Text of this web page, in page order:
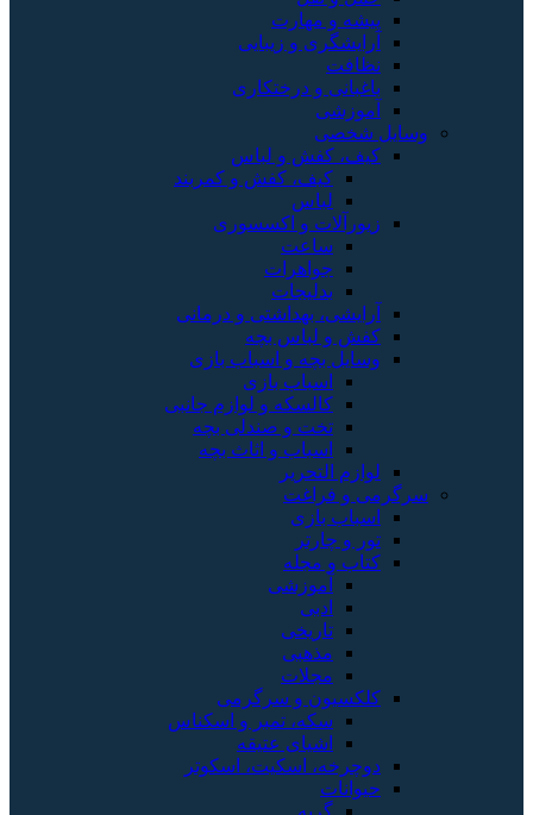
پیشه و مهارت
آرایشگری و زیبایی
نظافت
باغبانی و درختکاری
آموزشی
وسایل شخصی
کیف، کفش و لباس
کیف، کفش و کمربند
لباس
زیورآلات و اکسسوری
ساعت
جواهرات
بدلیجات
آرایشی، بهداشتی و درمانی
کفش و لباس بچه
وسایل بچه و اسباب بازی
اسباب بازی
کالسکه و لوازم جانبی
تخت و صندلی بچه
اسباب و اثاث بچه
لوازم التحریر
سرگرمی و فراغت
اسباب‌ بازی
تور و چارتر
کتاب و مجله
آموزشی
ادبی
تاریخی
مذهبی
مجلات
کلکسیون و سرگرمی
سکه، تمبر و اسکناس
اشیای عتیقه
دوچرخه، اسکیت، اسکوتر
حیوانات